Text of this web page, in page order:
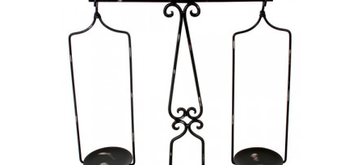
AKSESUARLAR
OBJELER
AĞAÇ&ÇİÇEK&SAKSI
AHŞAP VAZOLAR
AKSESUARLAR
BİBLOLAR
ANAHTARLIKLAR
AYNALAR